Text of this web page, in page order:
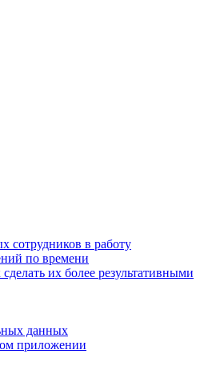
сотрудников в работу
по времени
их более результативными
данных
приложении